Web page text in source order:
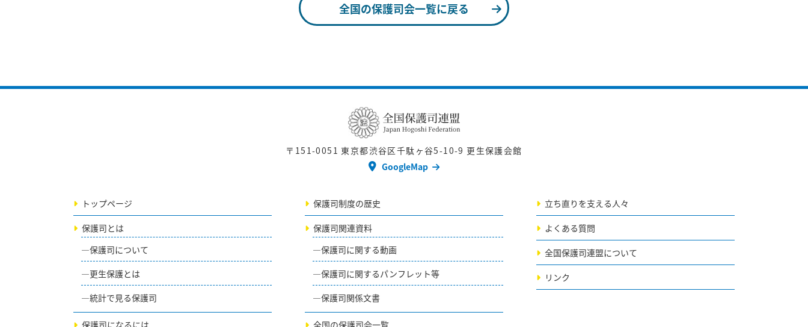
全国の保護司会一覧に戻る
〒151-0051 東京都渋谷区千駄ヶ谷5-10-9 更生保護会館
GoogleMap
トップページ
保護司とは
保護司について
更生保護とは
統計で見る保護司
保護司になるには
保護司制度の歴史
保護司関連資料
保護司に関する動画
保護司に関するパンフレット等
保護司関係文書
全国の保護司会一覧
立ち直りを支える人々
よくある質問
全国保護司連盟について
リンク